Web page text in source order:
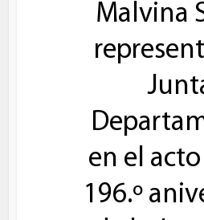
Malvina
en el
196.º